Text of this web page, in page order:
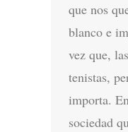
que nos
blanco e
vez que,
tenistas,
importa.
sociedad